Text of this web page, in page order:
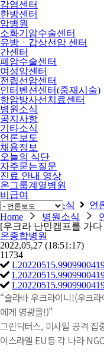
감염센터
한방센터
암병원
소화기암수술센터
유방ㆍ갑상선암 센터
간센터
폐암수술센터
여성암센터
전립선암센터
인터벤션센터(중재시술)
항암방사선치료센터
병원소식
공지사항
기타소식
언론보도
채용정보
오늘의 식단
자주묻는질문
진료 안내 영상
온그룹계열병원
비급여
Home
병원소식
언
Home
병원소식
[우크라 난민캠프를 가
온종합병원
2022,05,27 (18:51:17)
11734
“슬라바 우크라이니!(우크
에게 영광을!)”
그린닥터스, 미사일 공격 집
이스라엘 EU등 각 나라